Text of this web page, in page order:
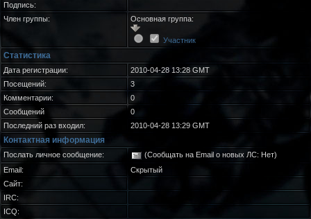
Подпись:
Член группы:
Основная группа:
Участник
Статистика
Дата регистрации:
2010-04-28 13:28 GMT
Посещений:
3
Комментарии:
0
Сообщений
0
Последний раз входил:
2010-04-28 13:29 GMT
Контактная информация
Послать личное сообщение:
(Сообщать на Email о новых ЛС: Нет)
Email:
Скрытый
Сайт:
IRC:
ICQ: